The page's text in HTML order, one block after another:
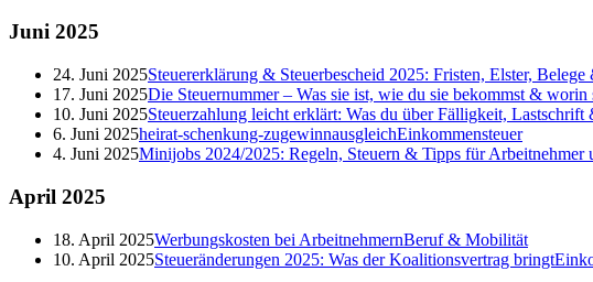
Juni 2025
24. Juni 2025Steuererklärung & Steuerbescheid 2025: Fristen, Elster,
17. Juni 2025Die Steuernummer – Was sie ist, wie du sie bekommst &
10. Juni 2025Steuerzahlung leicht erklärt: Was du über Fälligkeit, Lastschrift
6. Juni 2025heirat-schenkung-zugewinnausgleichEinkommensteuer
4. Juni 2025Minijobs 2024/2025: Regeln, Steuern & Tipps für Arbeitnehmer
April 2025
18. April 2025Werbungskosten bei ArbeitnehmernBeruf & Mobilität
10. April 2025Steueränderungen 2025: Was der Koalitionsvertrag bringt